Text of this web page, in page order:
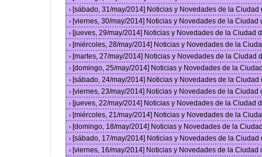
› [sábado, 31/may/2014] Noticias y Novedades de la
› [viernes, 30/may/2014] Noticias y Novedades de la
› [jueves, 29/may/2014] Noticias y Novedades de la Ciudad
› [miércoles, 28/may/2014] Noticias y Novedades de la
› [martes, 27/may/2014] Noticias y Novedades de la Ciudad
› [domingo, 25/may/2014] Noticias y Novedades de la
› [sábado, 24/may/2014] Noticias y Novedades de la
› [viernes, 23/may/2014] Noticias y Novedades de la
› [jueves, 22/may/2014] Noticias y Novedades de la Ciudad
› [miércoles, 21/may/2014] Noticias y Novedades de la
› [domingo, 18/may/2014] Noticias y Novedades de la
› [sábado, 17/may/2014] Noticias y Novedades de la
› [viernes, 16/may/2014] Noticias y Novedades de la